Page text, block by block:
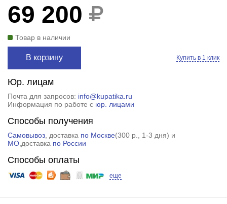
69 200
Товар в наличии
В корзину Купить в 1 клик
Юр. лицам
Почта для запросов: info@kupatika.ru
Информация по работе с юр. лицами
Способы получения
Самовывоз, доставка по Москве(300 р.
, 1-3 дня) и
МО,доставка по России
Способы оплаты
еще